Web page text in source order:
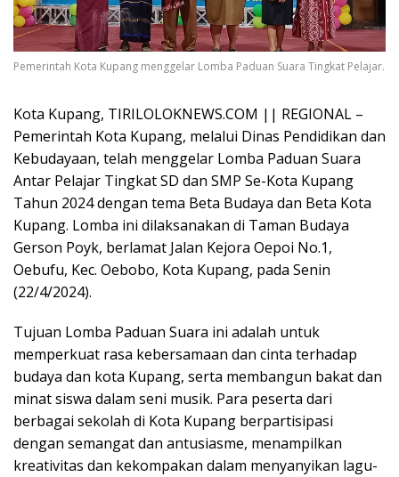
Pemerintah Kota Kupang menggelar Lomba Paduan Suara Tingkat Pelajar.
Kota Kupang, TIRILOLOKNEWS.COM || REGIONAL –
Pemerintah Kota Kupang, melalui Dinas Pendidikan dan
Kebudayaan, telah menggelar Lomba Paduan Suara
Antar Pelajar Tingkat SD dan SMP Se-Kota Kupang
Tahun 2024 dengan tema Beta Budaya dan Beta Kota
Kupang. Lomba ini dilaksanakan di Taman Budaya
Gerson Poyk, berlamat Jalan Kejora Oepoi No.1,
Oebufu, Kec. Oebobo, Kota Kupang, pada Senin
(22/4/2024).
Tujuan Lomba Paduan Suara ini adalah untuk
memperkuat rasa kebersamaan dan cinta terhadap
budaya dan kota Kupang, serta membangun bakat dan
minat siswa dalam seni musik. Para peserta dari
berbagai sekolah di Kota Kupang berpartisipasi
dengan semangat dan antusiasme, menampilkan
kreativitas dan kekompakan dalam menyanyikan lagu-